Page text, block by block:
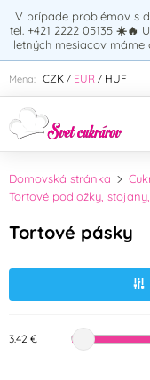
V prípade problémov s
tel. +421 2222 05135 ☀️🔥
letných mesiacov
Mena: CZK / EUR / HUF
Zadajte hľadaný
Domovská stránka
Tortové podložky,
Tortové pásky
3.42 €